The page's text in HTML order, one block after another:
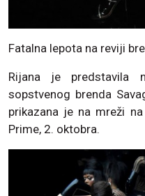
Fatalna lepota na reviji
Rijana je predstavila
sopstvenog brenda
prikazana je na mreži
Prime, 2. oktobra.